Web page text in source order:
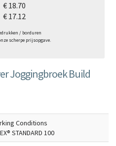
€ 18.70
€ 17.12
/ borduren
scherpe prijsopgave.
Joggingbroek Build
Conditions
STANDARD 100